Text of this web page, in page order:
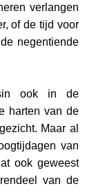
verlangen
of de tijd voor
negentiende
ook in de
harten van de
Maar al
van
ook geweest
van de